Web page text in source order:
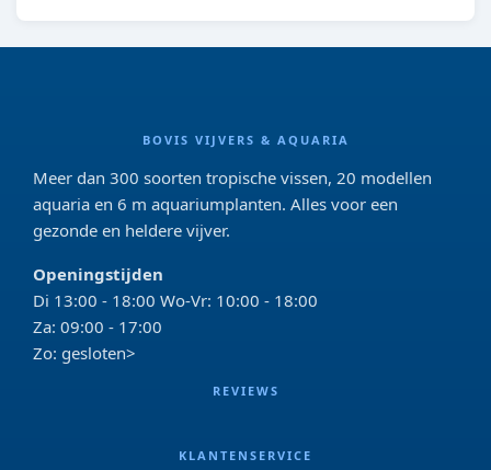
BOVIS VIJVERS & AQUARIA
Meer dan 300 soorten tropische vissen, 20 modellen
aquaria en 6 m aquariumplanten. Alles voor een
gezonde en heldere vijver.
Openingstijden
Di 13:00 - 18:00 Wo-Vr: 10:00 - 18:00
Za: 09:00 - 17:00
Zo: gesloten>
REVIEWS
KLANTENSERVICE